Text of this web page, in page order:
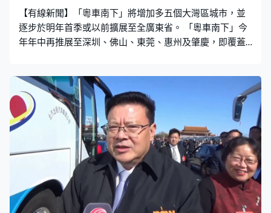
0.28%，這個數字相比香
【有線新聞】「粵車南下」將增加多五個大灣區城市，並
逐步於明年首季或以前擴展至全廣東省。 「粵車南下」今
年年中再推展至深圳、佛山、東莞、惠州及肇慶，即覆蓋
進入市區半年以來，整體運作有序暢順，截至上月底，入
境市區批出約8,400個申請，累計預約出行約6,700架次。
有議員對擴展「粵車南下」安排表示歡迎。交通事務委員
會主席陳恒鑌：「相信新計劃下，由100輛車可以進入香
港變成200輛，雖然增長一倍，但200輛車我相信容量都足
夠吸納，所以我認為對於香港整體交通影響輕微，亦都令
到大灣區其他市民能夠來港，透過駕車來港促進本港消
費、購物，我是歡迎的。」